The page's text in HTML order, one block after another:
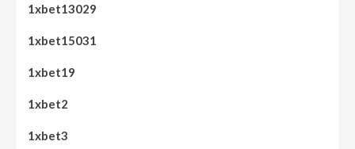
1xbet13029
1xbet15031
1xbet19
1xbet2
1xbet3